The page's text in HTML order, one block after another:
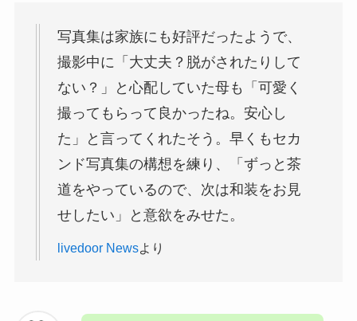
写真集は家族にも好評だったようで、
撮影中に「大丈夫？脱がされたりして
ない？」と心配していた母も「可愛く
撮ってもらって良かったね。安心し
た」と言ってくれたそう。早くもセカ
ンド写真集の構想を練り、「ずっと茶
道をやっているので、次は和装をお見
せしたい」と意欲をみせた。
livedoor Newsより